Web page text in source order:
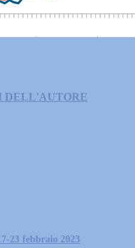
DELL'AUTORE
23 febbraio 2023